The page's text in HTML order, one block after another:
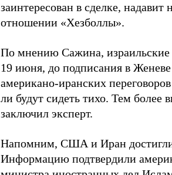
заинтересован в сделке,
отношении «Хезболлы».
По мнению Сажина, израильские
19 июня, до подписания в
американо-иранских
ли будут сидеть тихо. Тем более
заключил эксперт.
Напомним, США и Иран достигли
Информацию подтвердили